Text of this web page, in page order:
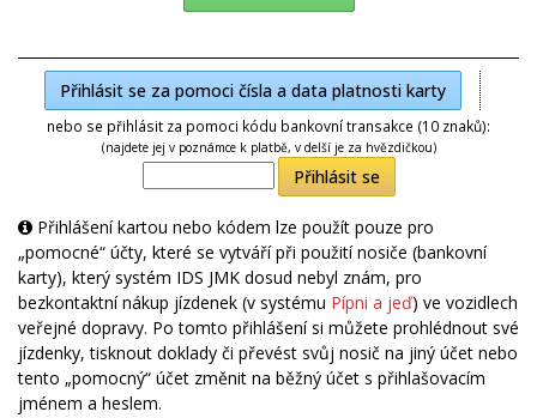
Přihlásit se za pomoci čísla a data platnosti karty
nebo se přihlásit za pomoci kódu bankovní transakce (10 znaků):
(najdete jej v poznámce k platbě, v delší je za hvězdičkou)
Přihlásit se
Přihlášení kartou nebo kódem lze použít pouze pro
„pomocné“ účty, které se vytváří při použití nosiče (bankovní
karty), který systém IDS JMK dosud nebyl znám, pro
bezkontaktní nákup jízdenek (v systému Pípni a jeď) ve vozidlech
veřejné dopravy. Po tomto přihlášení si můžete prohlédnout své
jízdenky, tisknout doklady či převést svůj nosič na jiný účet nebo
tento „pomocný“ účet změnit na běžný účet s přihlašovacím
jménem a heslem.